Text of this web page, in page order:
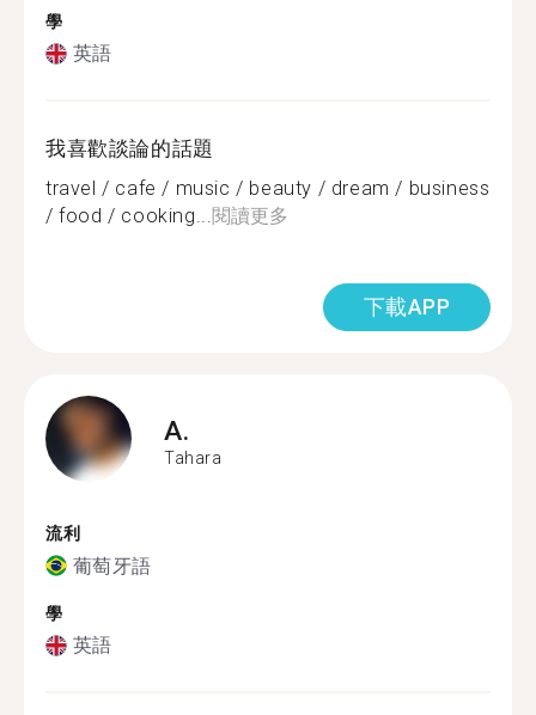
學
英語
我喜歡談論的話題
travel / cafe / music / beauty / dream / business
/ food / cooking...閱讀更多
下載APP
A.
Tahara
流利
葡萄牙語
學
英語